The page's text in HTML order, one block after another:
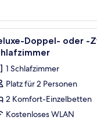
3
Doppel- oder -
1 Schlafzimmer
Platz für 2 Personen
2 Komfort-Einzelbetten
Kostenloses WLAN